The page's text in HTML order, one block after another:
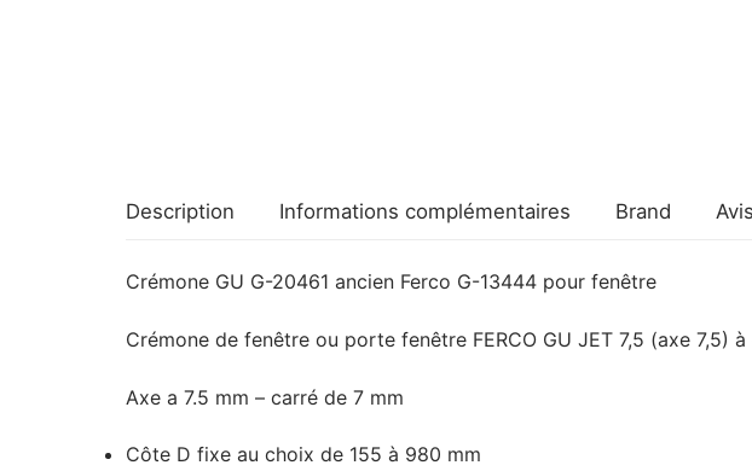
Description Informations complémentaires Brand
Crémone GU G-20461 ancien Ferco G-13444 pour fenêtre
Crémone de fenêtre ou porte fenêtre FERCO GU JET 7,5 (axe 7,5)
Axe a 7.5 mm – carré de 7 mm
Côte D fixe au choix de 155 à 980 mm